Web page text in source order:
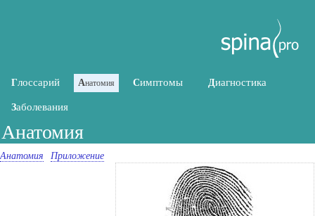
Глоссарий Анатомия Симптомы Диагностика
Заболевания
Анатомия
Анатомия Приложение